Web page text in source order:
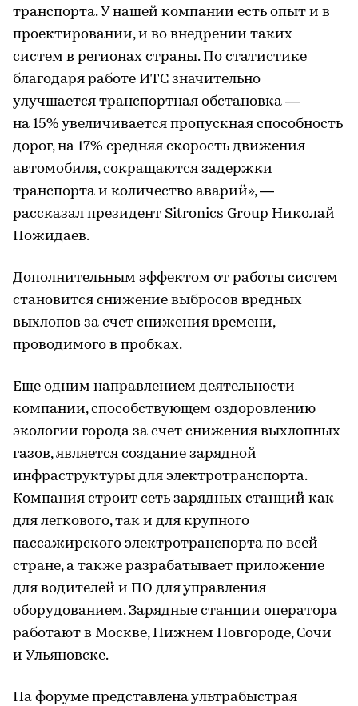
транспорта. У нашей компании есть опыт и в
проектировании, и во внедрении таких
систем в регионах страны. По статистике
благодаря работе ИТС значительно
улучшается транспортная обстановка —
на 15% увеличивается пропускная способность
дорог, на 17% средняя скорость движения
автомобиля, сокращаются задержки
транспорта и количество аварий», —
рассказал президент Sitronics Group Николай
Пожидаев.
Дополнительным эффектом от работы систем
становится снижение выбросов вредных
выхлопов за счет снижения времени,
проводимого в пробках.
Еще одним направлением деятельности
компании, способствующем оздоровлению
экологии города за счет снижения выхлопных
газов, является создание зарядной
инфраструктуры для электротранспорта.
Компания строит сеть зарядных станций как
для легкового, так и для крупного
пассажирского электротранспорта по всей
стране, а также разрабатывает приложение
для водителей и ПО для управления
оборудованием. Зарядные станции оператора
работают в Москве, Нижнем Новгороде, Сочи
и Ульяновске.
На форуме представлена ультрабыстрая